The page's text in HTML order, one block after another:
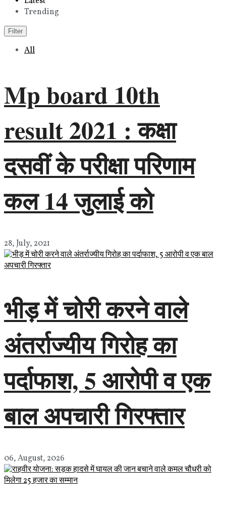
Trending
Filter
All
Mp board 10th
result 2021 : कक्षा
दसवीं के परीक्षा परिणाम
कल 14 जुलाई को
28, July, 2021
भीड़ में चोरी करने वाले
अंतर्राज्यीय गिरोह का
पर्दाफाश, 5 आरोपी व एक
बाल अपचारी गिरफ्तार
06, August, 2026